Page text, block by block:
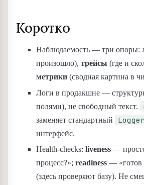
Коротко
Наблюдаемость — три опоры:
произошло), трейсы (где и
метрики (сводная картина в
Логи в продакшне —
полями), не свободный текст.
заменяет стандартный Logger
интерфейс.
Health-checks: liveness —
процесс?»; readiness — «готов
(здесь проверяют базу). Не